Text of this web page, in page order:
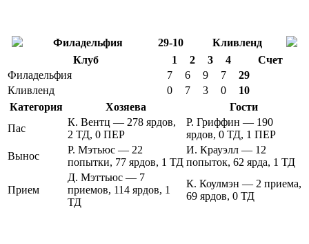
Филадельфия 29-10
Кливленд
Клуб
1 2 3 4
Счет
Филадельфия
7 6 9 7
29
Кливленд
0 7 3 0
10
Категория
Хозяева
Гости
Пас
К. Вентц — 278 ярдов,
2 ТД, 0 ПЕР
Р. Гриффин — 190
ярдов, 0 ТД, 1 ПЕР
Вынос
Р. Мэтьюс — 22
попытки, 77 ярдов, 1 ТД
И. Крауэлл — 12
попыток, 62 ярда, 1 ТД
Прием
Д. Мэттьюс — 7
приемов, 114 ярдов, 1
ТД
К. Коулмэн — 2 приема,
69 ярдов, 0 ТД